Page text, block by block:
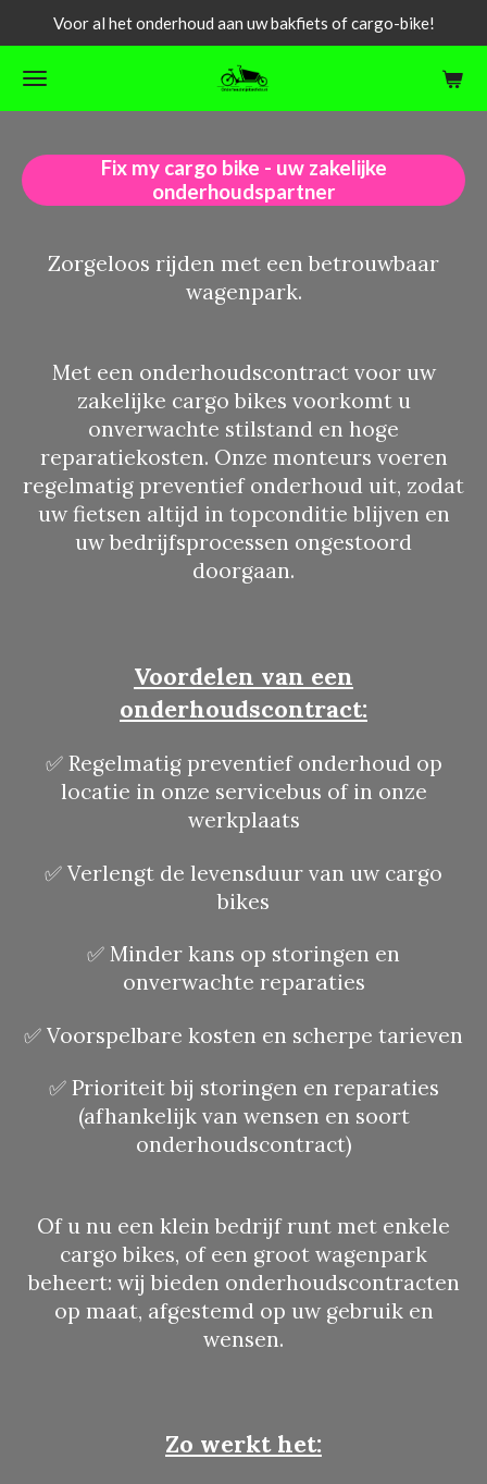
naar
de
Voor al het onderhoud aan uw bakfiets of cargo-bike!
Fix my cargo bike - uw zakelijke
onderhoudspartner
Zorgeloos rijden met een betrouwbaar
wagenpark.
Met een onderhoudscontract voor uw
zakelijke cargo bikes voorkomt u
onverwachte stilstand en hoge
reparatiekosten. Onze monteurs voeren
regelmatig preventief onderhoud uit, zodat
uw fietsen altijd in topconditie blijven en
uw bedrijfsprocessen ongestoord
doorgaan.
Voordelen van een
onderhoudscontract:
✅ Regelmatig preventief onderhoud op
locatie in onze servicebus of in onze
werkplaats
✅ Verlengt de levensduur van uw cargo
bikes
✅ Minder kans op storingen en
onverwachte reparaties
✅ Voorspelbare kosten en scherpe tarieven
✅ Prioriteit bij storingen en reparaties
(afhankelijk van wensen en soort
onderhoudscontract)
Of u nu een klein bedrijf runt met enkele
cargo bikes, of een groot wagenpark
beheert: wij bieden onderhoudscontracten
op maat, afgestemd op uw gebruik en
wensen.
Zo werkt het: